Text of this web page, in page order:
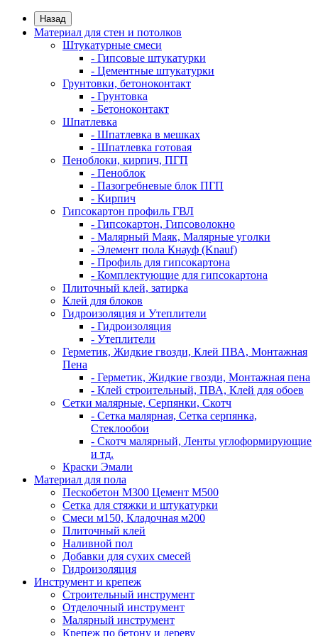
Назад
Материал для стен и потолков
Штукатурные смеси
- Гипсовые штукатурки
- Цементные штукатурки
Грунтовки, бетоноконтакт
- Грунтовка
- Бетоноконтакт
Шпатлевка
- Шпатлевка в мешках
- Шпатлевка готовая
Пеноблоки, кирпич, ПГП
- Пеноблок
- Пазогребневые блок ПГП
- Кирпич
Гипсокартон профиль ГВЛ
- Гипсокартон, Гипсоволокно
- Малярный Маяк, Малярные уголки
- Элемент пола Кнауф (Knauf)
- Профиль для гипсокартона
- Комплектующие для гипсокартона
Плиточный клей, затирка
Клей для блоков
Гидроизоляция и Утеплители
- Гидроизоляция
- Утеплители
Герметик, Жидкие гвозди, Клей ПВА, Монтажная
Пена
- Герметик, Жидкие гвозди, Монтажная пена
- Клей строительный, ПВА, Клей для обоев
Сетки малярные, Серпянки, Скотч
- Сетка малярная, Сетка серпянка,
Стеклообои
- Скотч малярный, Ленты углоформирующие
и тд.
Краски Эмали
Материал для пола
Пескобетон М300 Цемент М500
Сетка для стяжки и штукатурки
Смеси м150, Кладочная м200
Плиточный клей
Наливной пол
Добавки для сухих смесей
Гидроизоляция
Инструмент и крепеж
Строительный инструмент
Отделочный инструмент
Малярный инструмент
Крепеж по бетону и дереву